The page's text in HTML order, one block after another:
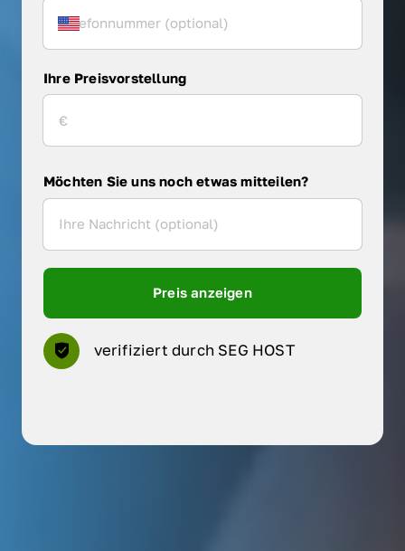
Ihre Preisvorstellung
Möchten Sie uns noch etwas mitteilen?
Preis anzeigen
verifiziert durch SEG HOST